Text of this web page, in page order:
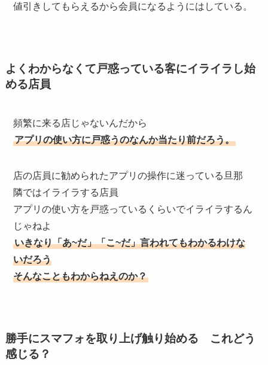
値引きしてもらえるから会員になるようにはしている。
よくわからなくて戸惑っている客にイライラし始
める店員
頻繁に来る店じゃないんだから
アプリの使い方に戸惑うのなんか当たり前だろう。
店の店員に勧められたアプリの操作に迷っている旦那
隣ではイライラする店員
アプリの使い方を戸惑っているくらいでイライラするん
じゃねよ
いきなり「あ~だ」「こ~だ」言われてもわかるわけな
いだろう
そんなこともわからねえのか？
勝手にスマフォを取り上げ触り始める これどう
感じる？